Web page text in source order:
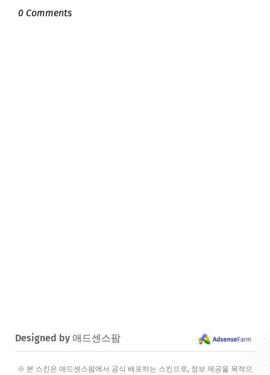
0 Comments
Designed by 애드센스팜
※ 본 스킨은 애드센스팜에서 공식 배포하는 스킨으로, 정보 제공을 목적으